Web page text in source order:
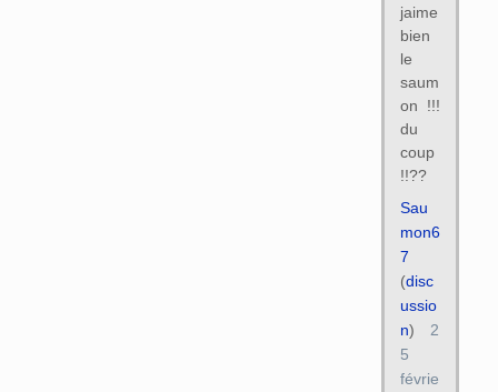
jaime
bien
le
saum
on !!!
du
coup
!!??
Sau
mon6
7
(disc
ussio
n)
2
5
févrie